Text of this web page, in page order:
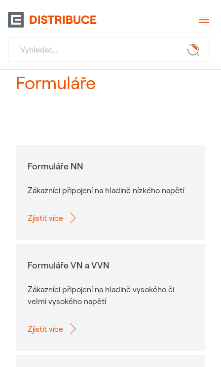
Formuláře
Formuláře NN
Zákazníci připojení na hladině nízkého napětí
Zjistit více
Formuláře VN a VVN
Zákazníci připojení na hladině vysokého či
velmi vysokého napětí
Zjistit více